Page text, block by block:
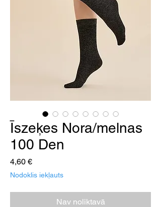
Īszeķes Nora/melnas
100 Den
4,60 €Cena
Nodoklis iekļauts
Nav noliktavā